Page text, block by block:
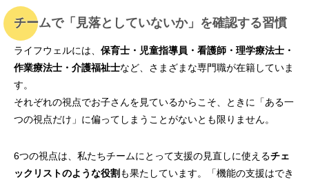
チームで「見落としていないか」を確認する習慣
ライフウェルには、 保育士・児童指導員・看護師・理学療法士・
作業療法士・介護福祉士など、さまざまな専門職が在籍していま
す。
それぞれの視点でお子さんを見ているからこそ、ときに「ある一
つの視点だけ」に偏ってしまうことがないとも限りません。
6つの視点は、私たちチームにとって支援の見直しに使えるチェ
ックリストのような役割 も果たしています。「機能の支援はでき